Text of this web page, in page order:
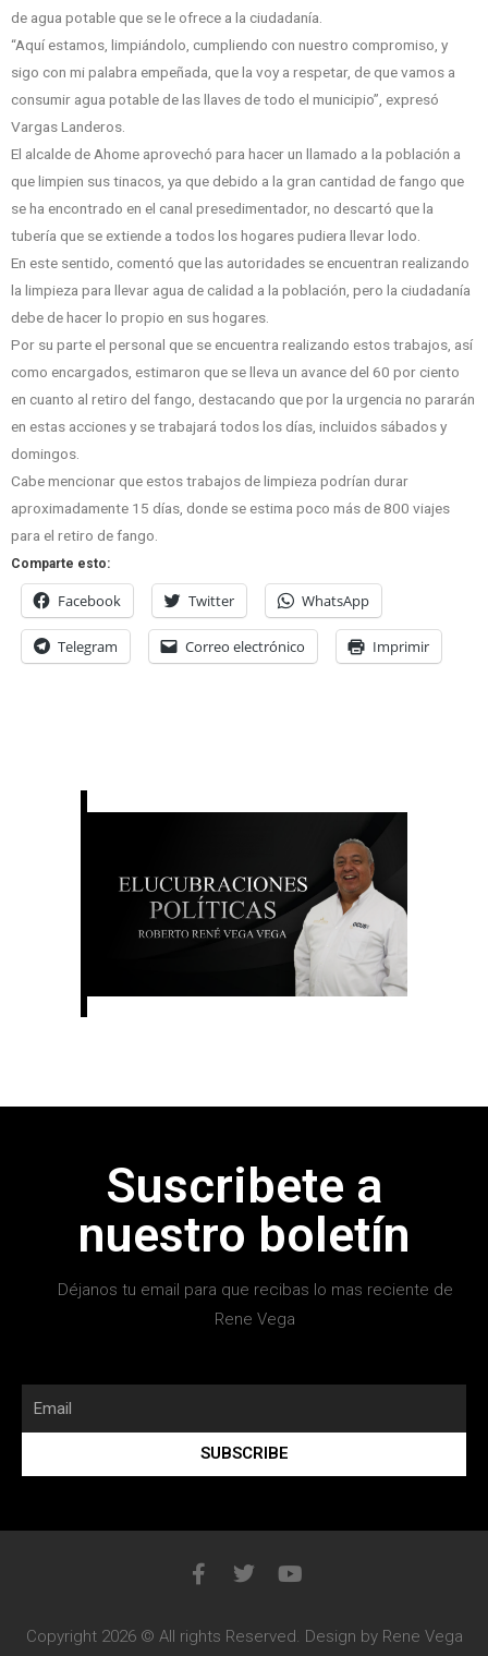
de agua potable que se le ofrece a la ciudadanía.
“Aquí estamos, limpiándolo, cumpliendo con nuestro compromiso, y
sigo con mi palabra empeñada, que la voy a respetar, de que vamos a
consumir agua potable de las llaves de todo el municipio”, expresó
Vargas Landeros.
El alcalde de Ahome aprovechó para hacer un llamado a la población a
que limpien sus tinacos, ya que debido a la gran cantidad de fango que
se ha encontrado en el canal presedimentador, no descartó que la
tubería que se extiende a todos los hogares pudiera llevar lodo.
En este sentido, comentó que las autoridades se encuentran realizando
la limpieza para llevar agua de calidad a la población, pero la ciudadanía
debe de hacer lo propio en sus hogares.
Por su parte el personal que se encuentra realizando estos trabajos, así
como encargados, estimaron que se lleva un avance del 60 por ciento
en cuanto al retiro del fango, destacando que por la urgencia no pararán
en estas acciones y se trabajará todos los días, incluidos sábados y
domingos.
Cabe mencionar que estos trabajos de limpieza podrían durar
aproximadamente 15 días, donde se estima poco más de 800 viajes
para el retiro de fango.
Comparte esto:
Facebook Twitter WhatsApp
Telegram Correo electrónico Imprimir
Suscribete a
nuestro boletín
Déjanos tu email para que recibas lo mas reciente de
Rene Vega
SUBSCRIBE
Copyright 2026 © All rights Reserved. Design by Rene Vega